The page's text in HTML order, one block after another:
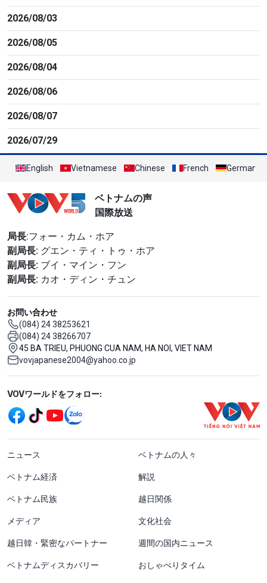
2026/08/03
2026/08/05
2026/08/04
2026/08/06
2026/08/07
2026/07/29
English Vietnamese Chinese French German
ベトナムの声
国際放送
局長:フォー・カム・ホア
副局長: グエン・ティ・トゥ・ホア
副局長: ブイ・マイン・フン
副局長: カオ・ディン・チュン
お問い合わせ
(084) 24 38253621
(084) 24 38266707
45 BA TRIEU, PHUONG CUA NAM, HA NOI, VIET NAM
vovjapanese2004@yahoo.co.jp
Mạng xã hội
VOVワールドをフォロー:
menu footer tiếng Nhật
ニュース ベトナムの人々
ベトナム経済 解説
ベトナム民族 越日関係
メディア 文化社会
越日韓・緊密なパートナー 週間の国内ニュース
ベトナムディスカバリー おしゃべりタイム